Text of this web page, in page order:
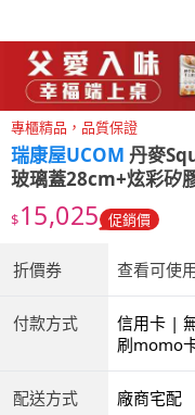
專櫃精品，品質保證
瑞康屋UCOM 丹麥
玻璃蓋28cm+炫彩矽
$15,025 促銷價
折價券 查看可使
付款方式
信用卡 |
商付款 |
刷momo
配送方式 廠商宅配